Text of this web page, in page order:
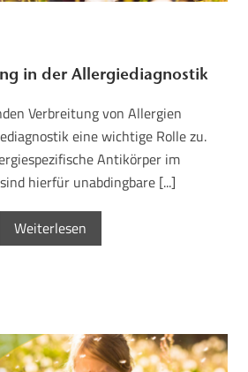
in der Allergiediagnostik
Verbreitung von Allergien
eine wichtige Rolle zu.
Antikörper im
hierfür unabdingbare [...]
Weiterlesen